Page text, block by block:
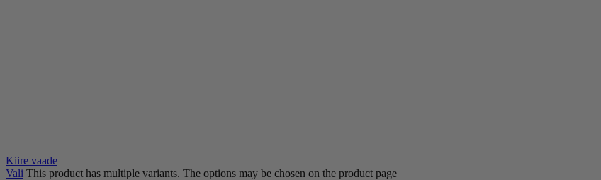
Kiire vaade
Vali This product has multiple variants. The options may be chosen on the product page